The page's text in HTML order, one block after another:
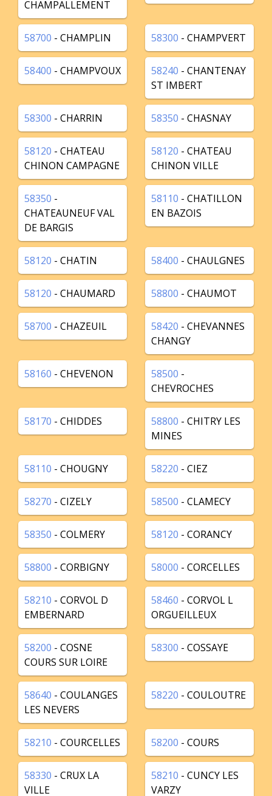
CHAMPALLEMENT
58700 - CHAMPLIN 58300 - CHAMPVERT
58400 - CHAMPVOUX 58240 - CHANTENAY
ST IMBERT
58300 - CHARRIN 58350 - CHASNAY
58120 - CHATEAU
CHINON CAMPAGNE
58120 - CHATEAU
CHINON VILLE
58350 -
CHATEAUNEUF VAL
DE BARGIS
58110 - CHATILLON
EN BAZOIS
58120 - CHATIN 58400 - CHAULGNES
58120 - CHAUMARD 58800 - CHAUMOT
58700 - CHAZEUIL 58420 - CHEVANNES
CHANGY
58160 - CHEVENON 58500 -
CHEVROCHES
58170 - CHIDDES 58800 - CHITRY LES
MINES
58110 - CHOUGNY 58220 - CIEZ
58270 - CIZELY 58500 - CLAMECY
58350 - COLMERY 58120 - CORANCY
58800 - CORBIGNY 58000 - CORCELLES
58210 - CORVOL D
EMBERNARD
58460 - CORVOL L
ORGUEILLEUX
58200 - COSNE
COURS SUR LOIRE
58300 - COSSAYE
58640 - COULANGES
LES NEVERS
58220 - COULOUTRE
58210 - COURCELLES 58200 - COURS
58330 - CRUX LA
VILLE
58210 - CUNCY LES
VARZY